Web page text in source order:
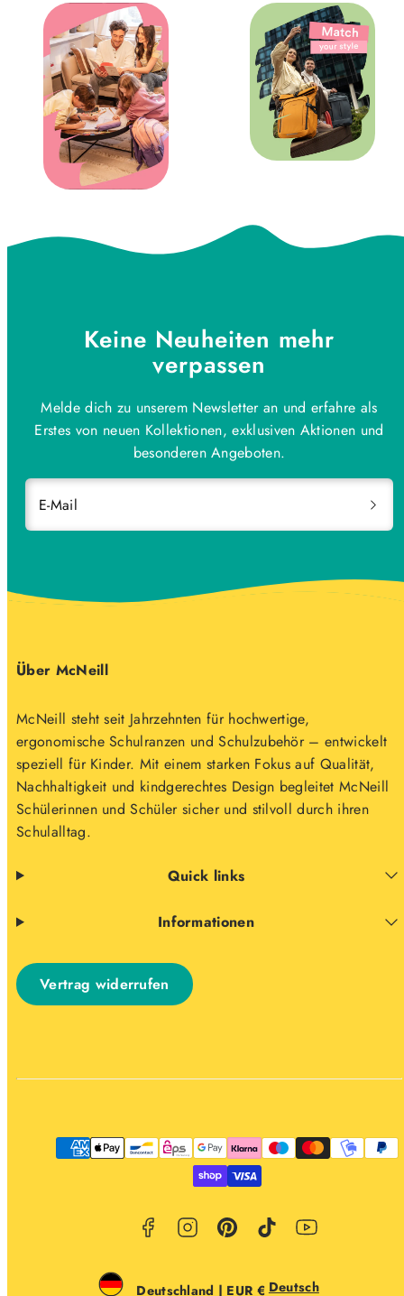
Keine Neuheiten mehr
verpassen
Melde dich zu unserem Newsletter an und erfahre als
Erstes von neuen Kollektionen, exklusiven Aktionen und
besonderen Angeboten.
E-Mail
Über McNeill
McNeill steht seit Jahrzehnten für hochwertige,
ergonomische Schulranzen und Schulzubehör – entwickelt
speziell für Kinder. Mit einem starken Fokus auf Qualität,
Nachhaltigkeit und kindgerechtes Design begleitet McNeill
Schülerinnen und Schüler sicher und stilvoll durch ihren
Schulalltag.
Quick links
Informationen
Vertrag widerrufen
Zahlungsarten
Facebook
Instagram
Pinterest
YouTube
Deutschland | EUR € Deutsch